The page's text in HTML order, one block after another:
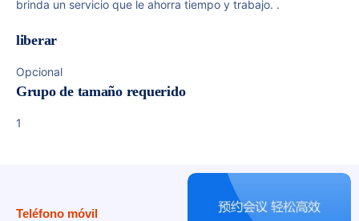
brinda un servicio que le ahorra tiempo y trabajo. .
liberar
Opcional
Grupo de tamaño requerido
1
Teléfono móvil